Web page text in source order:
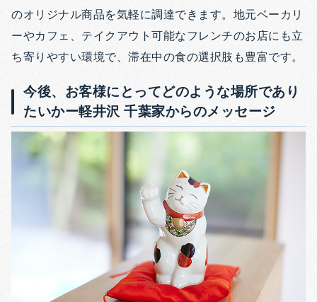
のオリジナル商品を気軽に調達できます。地元ベーカリ
ーやカフェ、テイクアウト可能なフレンチのお店にも立
ち寄りやすい環境で、滞在中の食の選択肢も豊富です。
今後、お客様にとってどのような場所であり
たいかー軽井沢 千葉家からのメッセージ